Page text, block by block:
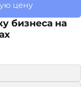
цену
бизнеса на